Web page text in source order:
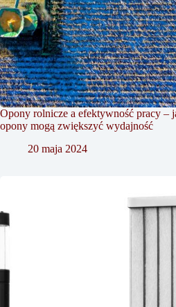
Opony rolnicze a efektywność pracy –
opony mogą zwiększyć wydajność
20 maja 2024